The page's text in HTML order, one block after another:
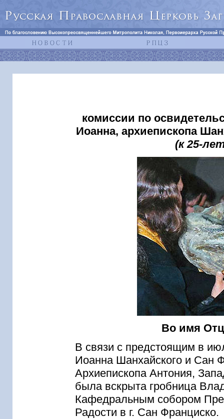
комиссии по
Иоанна, архиепископа
(к 25-
Во имя
В связи с предстоящим в
Иоанна Шанхайского и Сан
Архиепископа Антония,
была вскрыта гробница
Кафедральным собором
Радости в г. Сан Франциско.